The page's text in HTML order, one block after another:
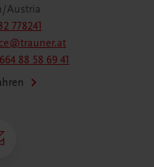
Austria
778241
88 58 69 41